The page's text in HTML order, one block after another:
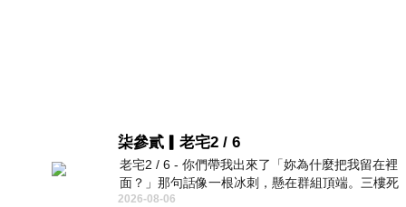
柒參貳▎老宅2 / 6
老宅2 / 6 - 你們帶我出來了「妳為什麼把我留在裡
面？」那句話像一根冰刺，懸在群組頂端。三樓死
死盯著照片裡的人。那個人確實站在
2026-08-06